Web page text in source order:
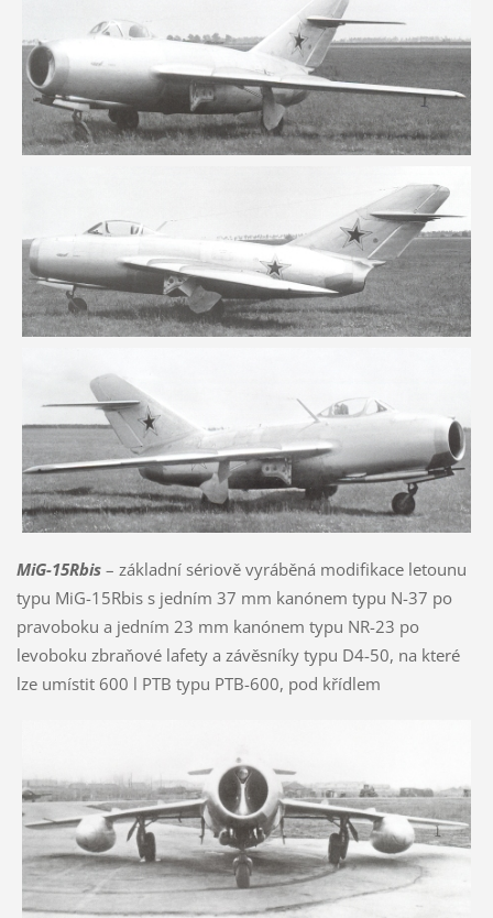
MiG-15Rbis– základní sériově vyráběná modifikace letounu
typu MiG-15Rbis s jedním 37 mm kanónem typu N-37 po
pravoboku a jedním 23 mm kanónem typu NR-23 po
levoboku zbraňové lafety a závěsníky typu D4-50, na které
lze umístit 600 l PTB typu PTB-600, pod křídlem